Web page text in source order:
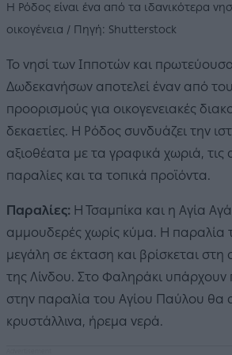
Η Ρόδος είναι ένα από τα ιδανικότερα
οικογένεια / Πηγή: Shutterstock
Το νησί των Ιπποτών και
Δωδεκανήσων αποτελεί έναν από
προορισμούς για οικογενειακές
δεκαετίες. Η Ρόδος συνδυάζει την
αξιοθέατα με τα γραφικά χωριά, τις
παραλίες και τα τοπικά προϊόντα.
Παραλίες: Η Τσαμπίκα και η Αγία
αμμουδερές χωρίς κύμα. Η παραλία
μεγάλη σε έκταση και βρίσκεται στη
της Λίνδου. Στο Φαληράκι υπάρχουν
στην παραλία του Αγίου Παύλου θα
κρυστάλλινα, ήρεμα νερά.